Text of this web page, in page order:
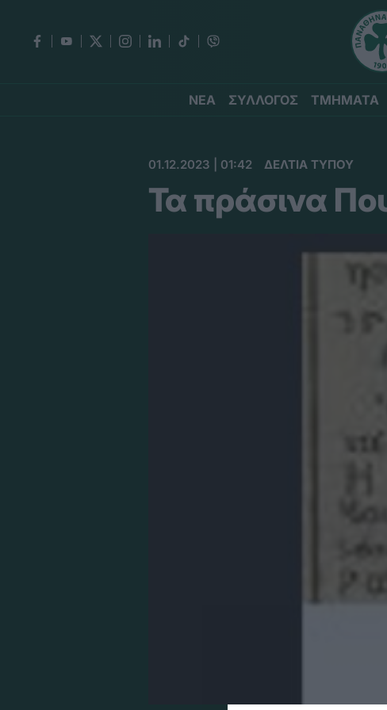
ΝΕΑ ΣΥΛΛΟΓΟΣ ΤΜΗΜΑΤΑ
01.12.2023 | 01:42 ΔΕΛΤΙΑ ΤΥΠΟΥ
Τα πράσινα